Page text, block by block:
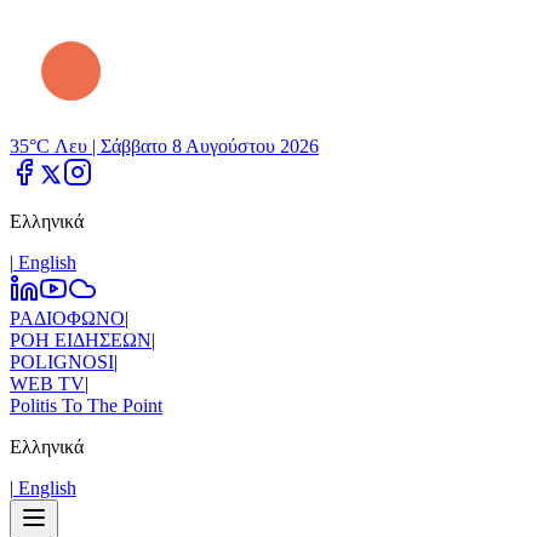
35°C Λευ | Σάββατο 8 Αυγούστου 2026
Ελληνικά
| Εnglish
ΡΑΔΙΟΦΩΝΟ|
ΡΟΗ ΕΙΔΗΣΕΩΝ|
POLIGNOSI|
WEB TV|
Politis To The Point
Ελληνικά
| Εnglish